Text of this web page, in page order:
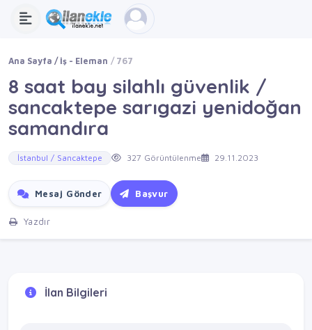
Ana Sayfa İş - Eleman 767
8 saat bay silahlı güvenlik /
sancaktepe sarıgazi yenidoğan
samandıra
İstanbul / Sancaktepe 327 Görüntülenme 29.11.2023
Mesaj Gönder Başvur
Yazdır
İlan Bilgileri